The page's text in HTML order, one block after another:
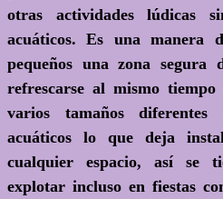
otras actividades lúdicas
acuáticos. Es una manera
pequeños una zona segura
refrescarse al mismo
varios tamaños diferentes
acuáticos lo que deja
cualquier espacio, así se
explotar incluso en fiestas